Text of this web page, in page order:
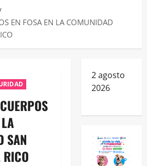
EN FOSA EN LA COMUNIDAD
SAN
RICO
2 agosto
2026